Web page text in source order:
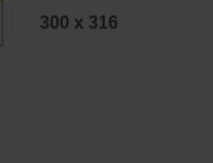
300 x 316